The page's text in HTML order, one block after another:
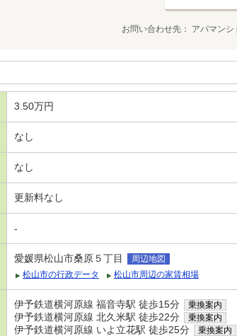
お問い合わせ先 アパマン
3.50万円
なし
なし
更新料なし
-
愛媛県松山市桑原５丁目
周辺地図
松山市の行政データ
松山市周辺の家賃相場
伊予鉄道横河原線 福音寺駅 徒歩15分 乗換案内
伊予鉄道横河原線 北久米駅 徒歩22分 乗換案内
伊予鉄道横河原線 いよ立花駅 徒歩25分 乗換案内